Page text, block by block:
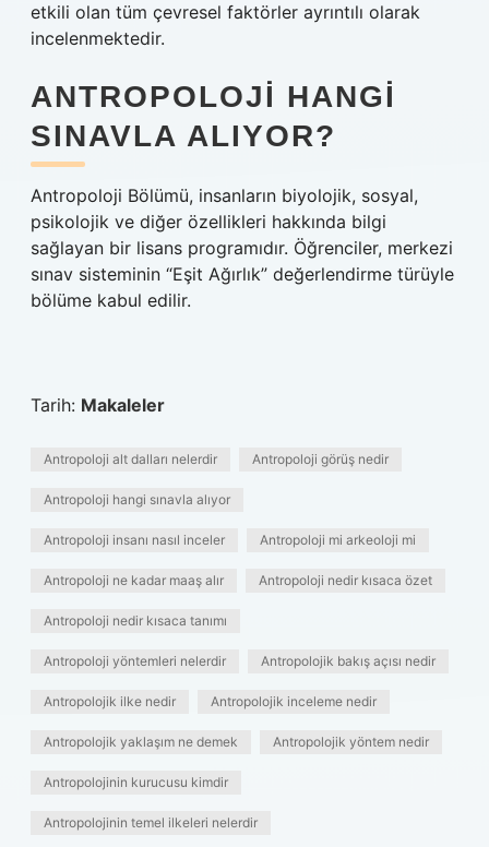
etkili olan tüm çevresel faktörler ayrıntılı olarak
incelenmektedir.
ANTROPOLOJI HANGI
SINAVLA ALIYOR?
Antropoloji Bölümü, insanların biyolojik, sosyal,
psikolojik ve diğer özellikleri hakkında bilgi
sağlayan bir lisans programıdır. Öğrenciler, merkezi
sınav sisteminin “Eşit Ağırlık” değerlendirme türüyle
bölüme kabul edilir.
Tarih: Makaleler
Antropoloji alt dalları nelerdir Antropoloji görüş nedir
Antropoloji hangi sınavla alıyor
Antropoloji insanı nasıl inceler Antropoloji mi arkeoloji mi
Antropoloji ne kadar maaş alır Antropoloji nedir kısaca özet
Antropoloji nedir kısaca tanımı
Antropoloji yöntemleri nelerdir Antropolojik bakış açısı nedir
Antropolojik ilke nedir Antropolojik inceleme nedir
Antropolojik yaklaşım ne demek Antropolojik yöntem nedir
Antropolojinin kurucusu kimdir
Antropolojinin temel ilkeleri nelerdir